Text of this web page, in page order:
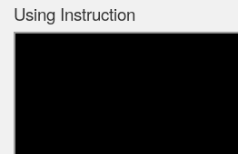
Using Instruction